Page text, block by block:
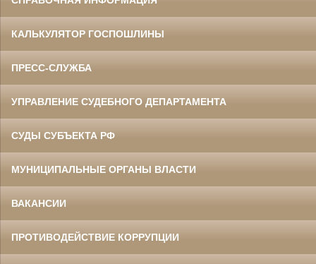
КАЛЬКУЛЯТОР ГОСПОШЛИНЫ
ПРЕСС-СЛУЖБА
УПРАВЛЕНИЕ СУДЕБНОГО ДЕПАРТАМЕНТА
СУДЫ СУБЪЕКТА РФ
МУНИЦИПАЛЬНЫЕ ОРГАНЫ ВЛАСТИ
ВАКАНСИИ
ПРОТИВОДЕЙСТВИЕ КОРРУПЦИИ